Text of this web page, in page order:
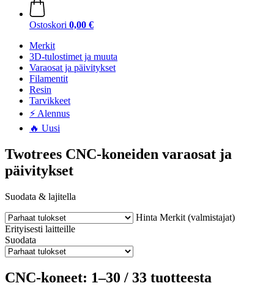
Ostoskori 0,00 €
Merkit
3D-tulostimet ja muuta
Varaosat ja päivitykset
Filamentit
Resin
Tarvikkeet
⚡ Alennus
🔥 Uusi
Twotrees CNC-koneiden varaosat ja
päivitykset
Suodata & lajitella
Hinta Merkit (valmistajat)
Erityisesti laitteille
Suodata
CNC-koneet: 1–30 / 33 tuotteesta